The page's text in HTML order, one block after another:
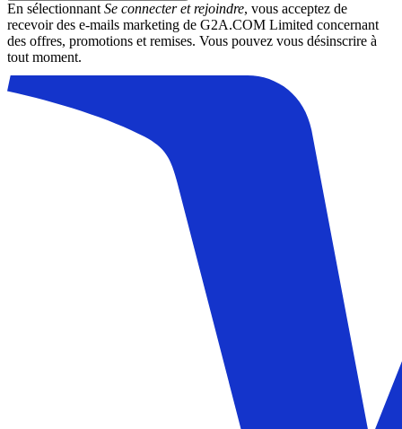
En sélectionnant Se connecter et rejoindre, vous acceptez de
recevoir des e-mails marketing de G2A.COM Limited concernant
des offres, promotions et remises. Vous pouvez vous désinscrire à
tout moment.